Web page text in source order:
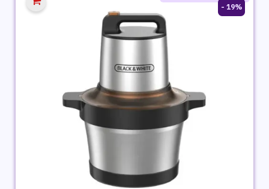
19% -